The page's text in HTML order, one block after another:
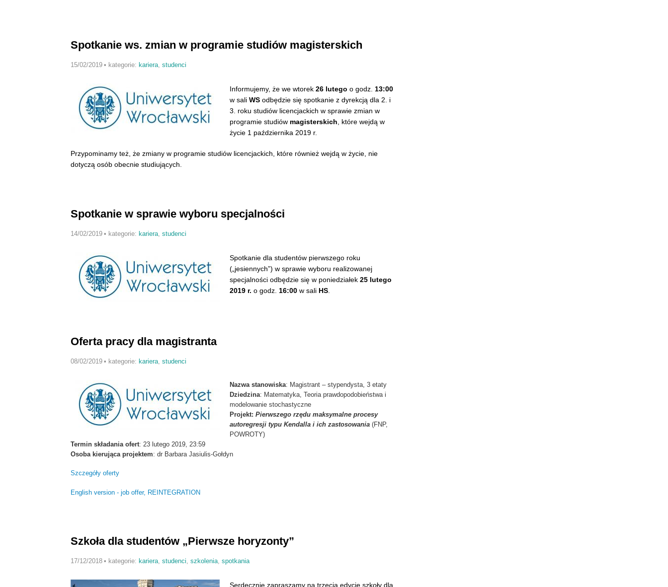
Spotkanie ws. zmian w programie studiów magisterskich
15/02/2019 • kategorie: kariera, studenci
Informujemy, że we wtorek 26 lutego o godz. 13:00
w sali WS odbędzie się spotkanie z dyrekcją dla 2. i
3. roku studiów licencjackich w sprawie zmian w
programie studiów magisterskich , które wejdą w
życie 1 października 2019 r.
Przypominamy też, że zmiany w programie studiów licencjackich, które również wejdą w życie, nie
dotyczą osób obecnie studiujących.
Spotkanie w sprawie wyboru specjalności
14/02/2019 • kategorie: kariera, studenci
Spotkanie dla studentów pierwszego roku
(„ jesiennych”) w sprawie wyboru realizowanej
specjalności odbędzie się w poniedziałek 25 lutego
2019 r. o godz. 16:00 w sali HS
Oferta pracy dla magistranta
08/02/2019 • kategorie: kariera, studenci
Nazwa stanowiska: Magistrant – stypendysta, 3 etaty
Dziedzina: Matematyka, Teoria prawdopodobieństwa i
modelowanie stochastyczne
Projekt: Pierwszego rzędu maksymalne procesy
autoregresji typu Kendalla i ich zastosowania (FNP,
POWROTY)
Termin składania ofert: 23 lutego 2019, 23:59
Osoba kierująca projektem: dr Barbara Jasiulis-Gołdyn
Szczegóły oferty
English version - job offer, REINTEGRATION
Szkoła dla studentów „Pierwsze horyzonty”
17/12/2018 • kategorie: kariera, studenci szkolenia, spotkania
Serdecznie zapraszamy na trzecią edycję szkoły dla